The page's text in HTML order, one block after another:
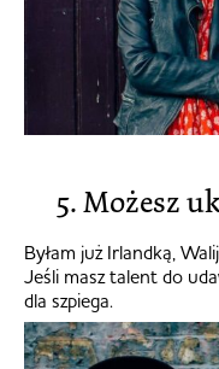
5. Możesz
Byłam już Irlandką,
Jeśli masz talent do
dla szpiega.